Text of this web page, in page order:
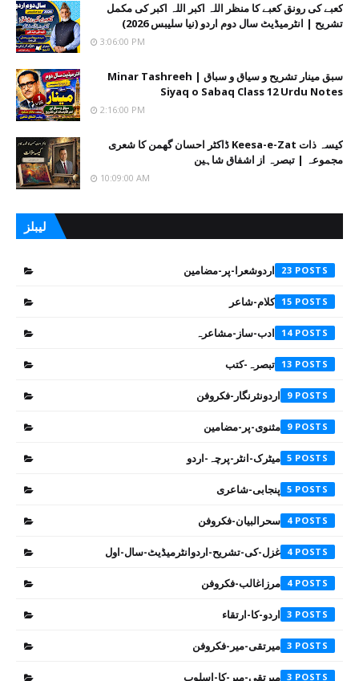
کعبے کی رونق کعبے کا منظر اللہ اکبر اللہ اکبر کی مکمل
تشریح | انٹرمیڈیٹ سال دوم اردو (نیا سلیبس 2026)
3:06:00 PM
سبق مینار تشریح و سیاق و سباق | Minar Tashreeh
Siyaq o Sabaq Class 12 Urdu Notes
2:16:00 PM
کیسہ ذات Keesa-e-Zat ڈاکٹر احسان گھمن کا شعری
مجموعہ | تبصرہ از اشفاق شاہین
10:09:00 AM
لیبلز
اردوشعرا-پر-مضامین 23
کلام-شاعر 15
ادب-ساز-مشاعرہ 14
تبصرہ-کتب 13
اردونثرنگار-فکروفن 9
مثنوی-پر-مضامین 9
میٹرک-انٹر-پرچہ-اردو 5
پنجابی-شاعری 5
سحرالبیان-فکروفن 4
غزل-کی-تشریح-اردوانٹرمیڈیٹ-سال-اول 4
مرزاغالب-فکروفن 4
اردو-کا-ارتقاء 3
میرتقی-میر-فکروفن 3
میرتقی-میر-کا-اسلوب 3